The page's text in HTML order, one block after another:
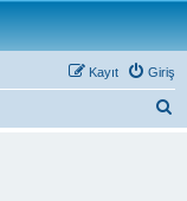
Giriş
Kayıt